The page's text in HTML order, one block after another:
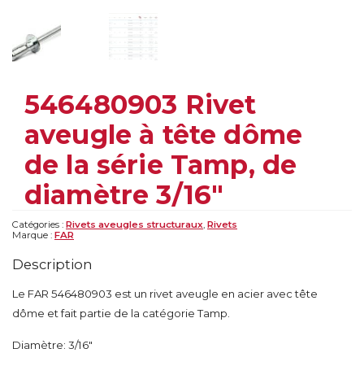
546480903 Rivet
aveugle à tête dôme
de la série Tamp, de
diamètre 3/16″
Catégories : Rivets aveugles structuraux, Rivets
Marque : FAR
Description
Le FAR 546480903 est un rivet aveugle en acier avec tête
dôme et fait partie de la catégorie Tamp.
Diamètre: 3/16″